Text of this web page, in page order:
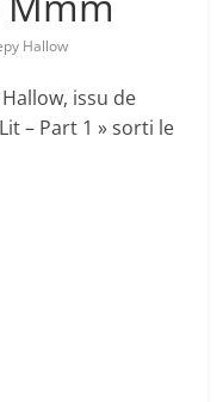
Hallow
issu de
– Part 1 » sorti le